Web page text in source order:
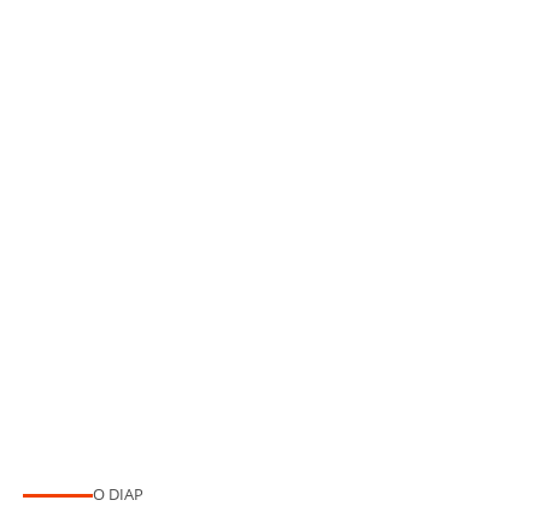
O DIAP